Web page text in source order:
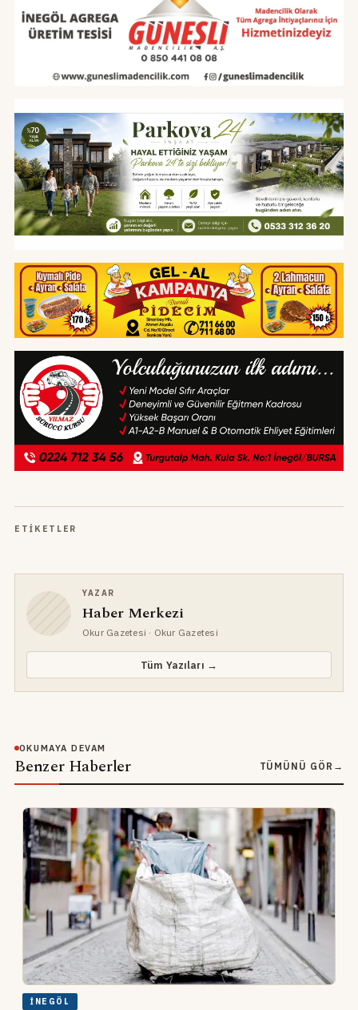
ETIKETLER
YAZAR
Haber Merkezi
Okur Gazetesi · Okur Gazetesi
Tüm Yazıları →
OKUMAYA DEVAM
Benzer Haberler TÜMÜNÜ GÖR →
İNEGÖL